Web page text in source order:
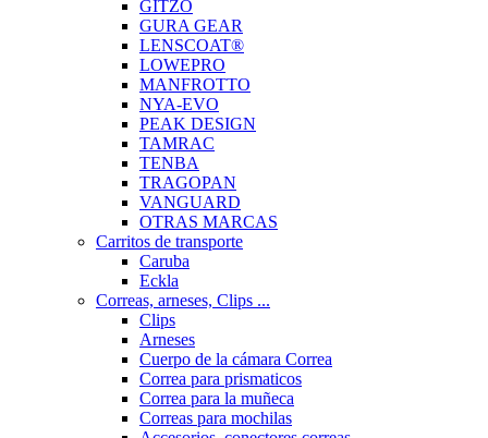
GITZO
GURA GEAR
LENSCOAT®
LOWEPRO
MANFROTTO
NYA-EVO
PEAK DESIGN
TAMRAC
TENBA
TRAGOPAN
VANGUARD
OTRAS MARCAS
Carritos de transporte
Caruba
Eckla
Correas, arneses, Clips ...
Clips
Arneses
Cuerpo de la cámara Correa
Correa para prismaticos
Correa para la muñeca
Correas para mochilas